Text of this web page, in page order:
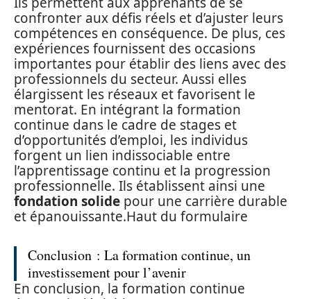
confronter aux défis réels et d’ajuster leurs
compétences en conséquence. De plus, ces
expériences fournissent des occasions
importantes pour établir des liens avec des
professionnels du secteur. Aussi elles
élargissent les réseaux et favorisent le
mentorat. En intégrant la formation
continue dans le cadre de stages et
d’opportunités d’emploi, les individus
forgent un lien indissociable entre
l’apprentissage continu et la progression
professionnelle. Ils établissent ainsi une
fondation solide pour une carrière durable
et épanouissante.Haut du formulaire
Conclusion : La formation continue, un
investissement pour l’avenir
En conclusion, la formation continue